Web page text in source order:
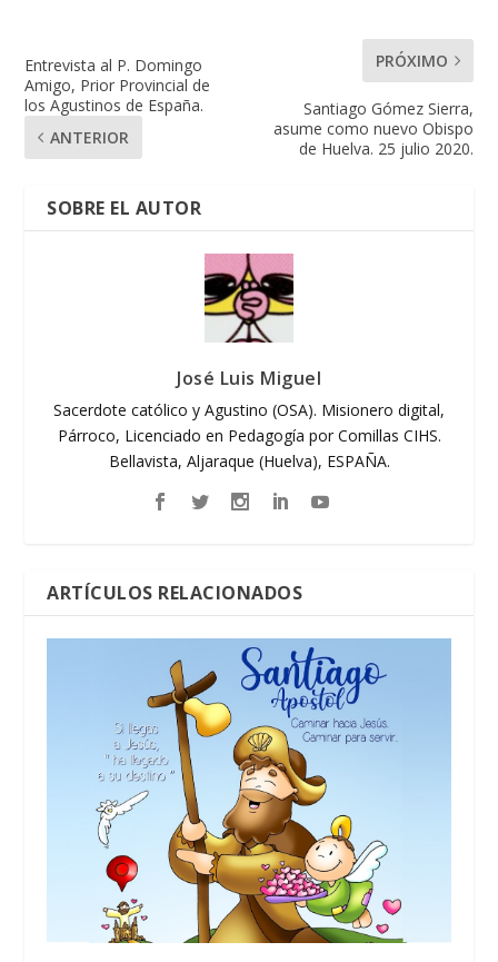
Entrevista al P. Domingo
Amigo, Prior Provincial de
los Agustinos de España.
ANTERIOR
PRÓXIMO
Santiago Gómez Sierra,
asume como nuevo Obispo
de Huelva. 25 julio 2020.
SOBRE EL AUTOR
José Luis Miguel
Sacerdote católico y Agustino (OSA). Misionero digital,
Párroco, Licenciado en Pedagogía por Comillas CIHS.
Bellavista, Aljaraque (Huelva), ESPAÑA.
ARTÍCULOS RELACIONADOS